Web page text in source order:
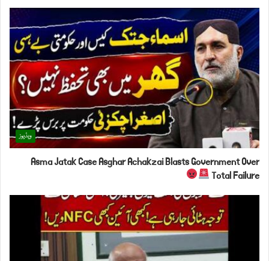
ویڈیوز
Asma Jatak Case Asghar Achakzai Blasts Government Over
Total Failure